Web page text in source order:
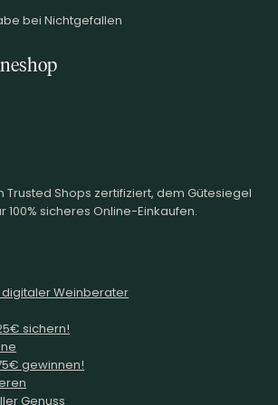
bei Nichtgefallen
Trusted Shops zertifiziert, dem Gütesiegel
100% sicheres Online-Einkaufen.
digitaler Weinberater
sichern!
gewinnen!
Genuss